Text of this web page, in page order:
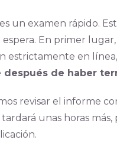
un examen rápido.
En primer
estrictamente en línea,
de haber
revisar el informe
unas horas